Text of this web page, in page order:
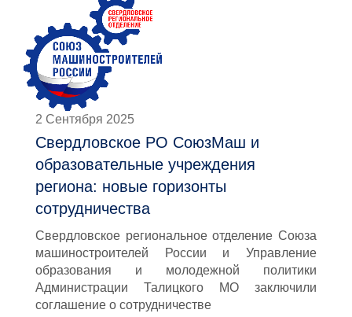
2 Сентября 2025
Свердловское РО СоюзМаш и
образовательные учреждения
региона: новые горизонты
сотрудничества
Свердловское региональное отделение Союза
машиностроителей России и Управление
образования и молодежной политики
Администрации Талицкого МО заключили
соглашение о сотрудничестве